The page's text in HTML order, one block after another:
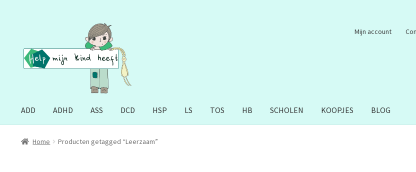
naar
navigatie
de
inhoud
Mijn account
ADD ADHD ASS DCD HSP LS TOS HB SCHOLEN KOOPJES BLOG
Home Producten getagged “Leerzaam”